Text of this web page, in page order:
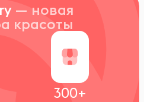
— новая
красоты
300+